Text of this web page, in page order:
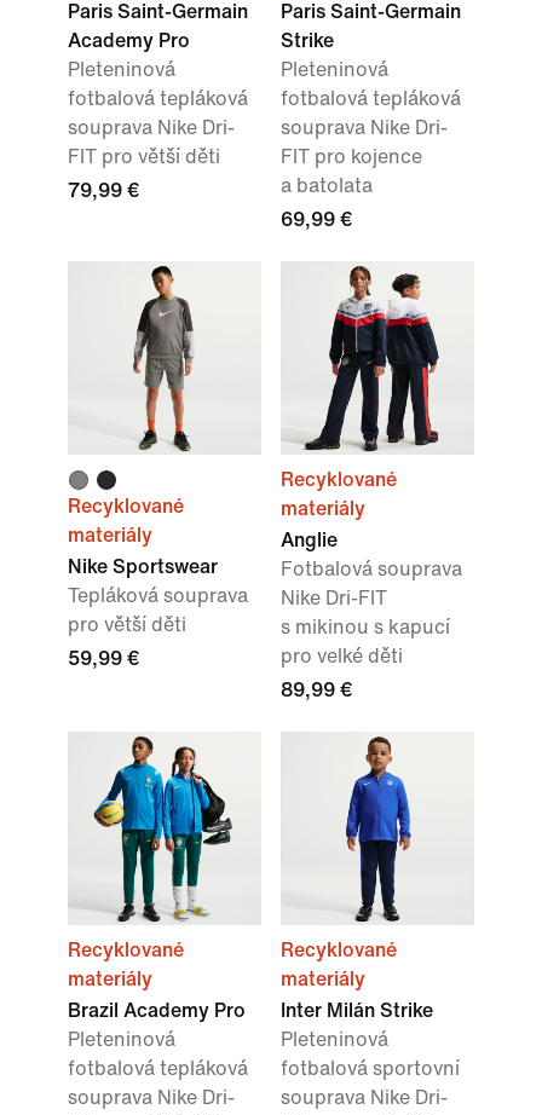
Paris Saint-Germain
Academy Pro
Pleteninová
fotbalová tepláková
souprava Nike Dri-
FIT pro větší děti
79,99 €
Paris Saint-Germain
Strike
Pleteninová
fotbalová tepláková
souprava Nike Dri-
FIT pro kojence
a batolata
69,99 €
Recyklované
materiály
Nike Sportswear
Tepláková souprava
pro větší děti
59,99 €
Recyklované
materiály
Anglie
Fotbalová souprava
Nike Dri-FIT
s mikinou s kapucí
pro velké děti
89,99 €
Recyklované
materiály
Brazil Academy Pro
Pleteninová
fotbalová tepláková
souprava Nike Dri-
Recyklované
materiály
Inter Milán Strike
Pleteninová
fotbalová sportovní
souprava Nike Dri-